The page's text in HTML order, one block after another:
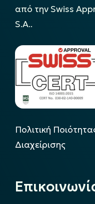
από την Swiss
S.A..
Πολιτική
Διαχείρισης